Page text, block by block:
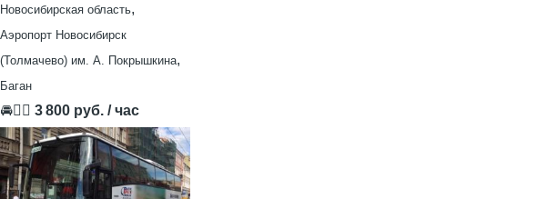
Новосибирская область,
Аэропорт Новосибирск
(Толмачево) им. А. Покрышкина,
Баган
🚘👨‍✈ 3 800 руб. / час